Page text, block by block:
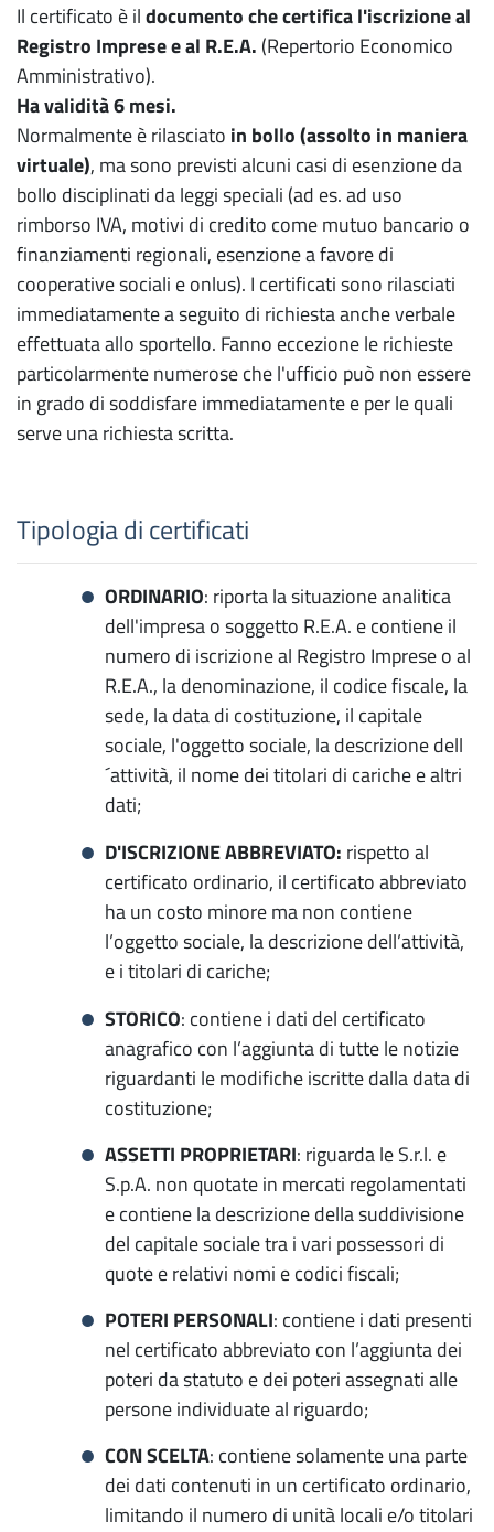
Il certificato è ildocumento che certifica l'iscrizione al
Registro Imprese e al R.E.A. (Repertorio Economico
Amministrativo).
Ha validità 6 mesi.
Normalmente è rilasciato in bollo(assolto in maniera
virtuale), ma sono previsti alcuni casi di esenzione da
bollo disciplinati da leggi speciali (ad es. ad uso
rimborso IVA, motivi di credito come mutuo bancario o
finanziamenti regionali, esenzione a favore di
cooperative sociali e onlus). I certificati sono rilasciati
immediatamente a seguito di richiesta anche verbale
effettuata allo sportello. Fanno eccezione le richieste
particolarmente numerose che l'ufficio può non essere
in grado di soddisfare immediatamente e per le quali
serve una richiesta scritta.
Tipologia di certificati
ORDINARIO: riporta la situazione analitica
dell'impresa o soggetto R.E.A. e contiene il
numero di iscrizione al Registro Imprese o al
R.E.A., la denominazione, il codice fiscale, la
sede, la data di costituzione, il capitale
sociale, l'oggetto sociale, la descrizione dell
´attività, il nome dei titolari di cariche e altri
dati;
D'ISCRIZIONE ABBREVIATO: rispetto al
certificato ordinario, il certificato abbreviato
ha un costo minore ma non contiene
l’oggetto sociale, la descrizione dell’attività,
e i titolari di cariche;
STORICO: contiene i dati del certificato
anagrafico con l’aggiunta di tutte le notizie
riguardanti le modifiche iscritte dalla data di
costituzione;
ASSETTI PROPRIETARI: riguarda le S.r.l. e
S.p.A. non quotate in mercati regolamentati
e contiene la descrizione della suddivisione
del capitale sociale tra i vari possessori di
quote e relativi nomi e codici fiscali;
POTERI PERSONALI: contiene i dati presenti
nel certificato abbreviato con l’aggiunta dei
poteri da statuto e dei poteri assegnati alle
persone individuate al riguardo;
CON SCELTA: contiene solamente una parte
dei dati contenuti in un certificato ordinario,
limitando il numero di unità locali e/o titolari